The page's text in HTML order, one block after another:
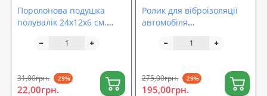
Поролонова подушка
полувалік 24х12х6 см.
31,00грн. -29%
22,00грн.
Ролик для віброізоляції
автомобіля
металевий ручка дерево
275,00грн. -29%
195,00грн.